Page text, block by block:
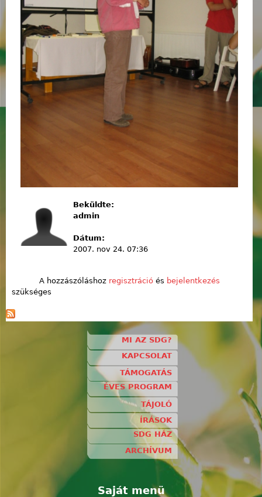
Beküldte:
admin
Dátum:
2007. nov 24. 07:36
A hozzászóláshoz regisztrációés bejelentkezés
szükséges
MI AZ SDG?
KAPCSOLAT
TÁMOGATÁS
ÉVES PROGRAM
TÁJOLÓ
ÍRÁSOK
SDG HÁZ
ARCHÍVUM
Saját menü